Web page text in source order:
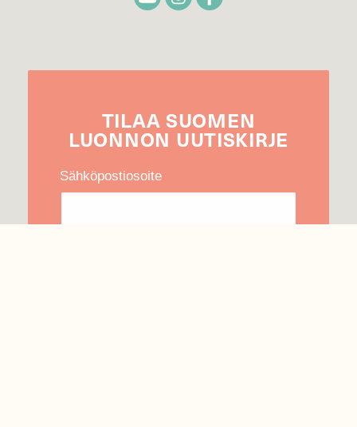
TILAA SUOMEN
LUONNON UUTIS­KIRJE
Sähköpostiosoite